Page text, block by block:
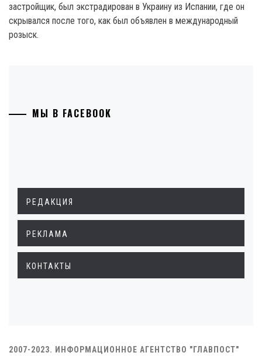
застройщик, был экстрадирован в Украину из Испании, где он
скрывался после того, как был объявлен в международный
розыск.
МЫ В FACEBOOK
РЕДАКЦИЯ
РЕКЛАМА
КОНТАКТЫ
2007-2023. ИНФОРМАЦИОННОЕ АГЕНТСТВО "ГЛАВПОСТ"